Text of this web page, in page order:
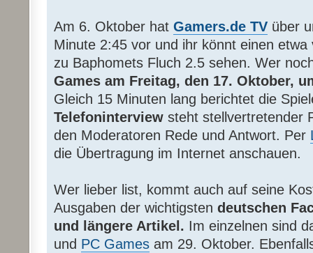
Am 6. Oktober hat Gamers.de TV über
Minute 2:45 vor und ihr könnt einen
zu Baphomets Fluch 2.5 sehen. Wer
Games am Freitag, den 17. Oktober,
Gleich 15 Minuten lang berichtet die
Telefoninterview steht stellvertretender
den Moderatoren Rede und Antwort. Per
die Übertragung im Internet anschauen.
Wer lieber list, kommt auch auf seine
Ausgaben der wichtigsten deutschen
und längere Artikel. Im einzelnen sind
und PC Games am 29. Oktober.